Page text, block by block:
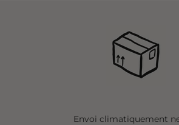
Envoi climatiquement